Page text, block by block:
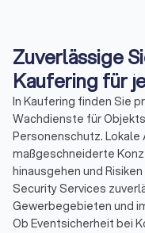
Zuverlässige
Kaufering für
In Kaufering finden Sie
Wachdienste für
Personenschutz.
maßgeschneiderte
hinausgehen und
Security Services
Gewerbegebieten und
Ob Eventsicherheit bei